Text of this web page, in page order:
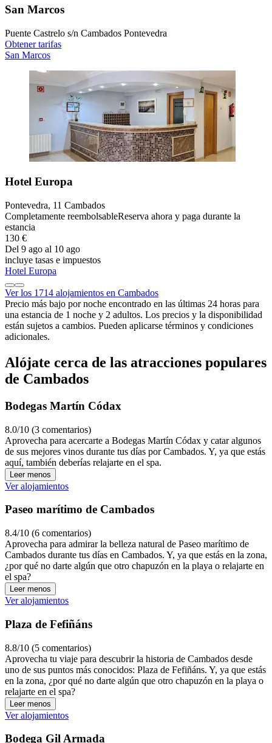
San Marcos
Puente Castrelo s/n Cambados Pontevedra
Obtener tarifas
San Marcos
Hotel Europa
Pontevedra, 11 Cambados
Completamente reembolsableReserva ahora y paga durante la
estancia
130 €
Del 9 ago al 10 ago
incluye tasas e impuestos
Hotel Europa
Ver los 1714 alojamientos en Cambados
Precio más bajo por noche encontrado en las últimas 24 horas para
una estancia de 1 noche y 2 adultos. Los precios y la disponibilidad
están sujetos a cambios. Pueden aplicarse términos y condiciones
adicionales.
Alójate cerca de las atracciones populares
de Cambados
Bodegas Martín Códax
8.0/10 (3 comentarios)
Aprovecha para acercarte a Bodegas Martín Códax y catar algunos
de sus mejores vinos durante tus días por Cambados. Y, ya que estás
aquí, también deberías relajarte en el spa.
Leer menos
Ver alojamientos
Paseo marítimo de Cambados
8.4/10 (6 comentarios)
Aprovecha para admirar la belleza natural de Paseo marítimo de
Cambados durante tus días en Cambados. Y, ya que estás en la zona,
¿por qué no darte algún que otro chapuzón en la playa o relajarte en
el spa?
Leer menos
Ver alojamientos
Plaza de Fefiñáns
8.8/10 (5 comentarios)
Aprovecha tu viaje para descubrir la historia de Cambados desde
uno de sus puntos más conocidos: Plaza de Fefiñáns. Y, ya que estás
en la zona, ¿por qué no darte algún que otro chapuzón en la playa o
relajarte en el spa?
Leer menos
Ver alojamientos
Bodega Gil Armada